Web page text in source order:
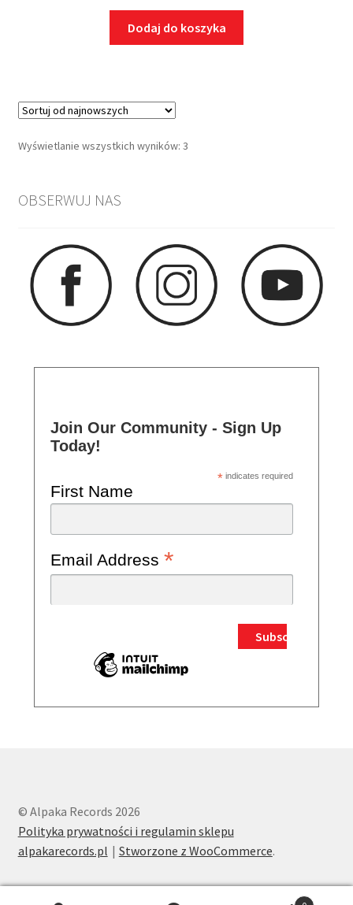
Dodaj do koszyka
Wyświetlanie wszystkich wyników: 3
OBSERWUJ NAS
Join Our Community - Sign Up
Today!
*indicates required
First Name
Email Address *
© Alpaka Records 2026
Polityka prywatności i regulamin sklepu
alpakarecords.pl
Stworzone z WooCommerce.